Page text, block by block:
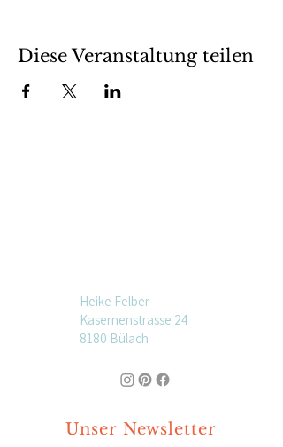
Diese Veranstaltung teilen
Heike Felber
Kasernenstrasse 24
8180 Bülach
Unser Newsletter